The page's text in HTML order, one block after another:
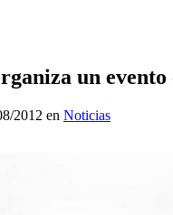
un
2012 en Noticias